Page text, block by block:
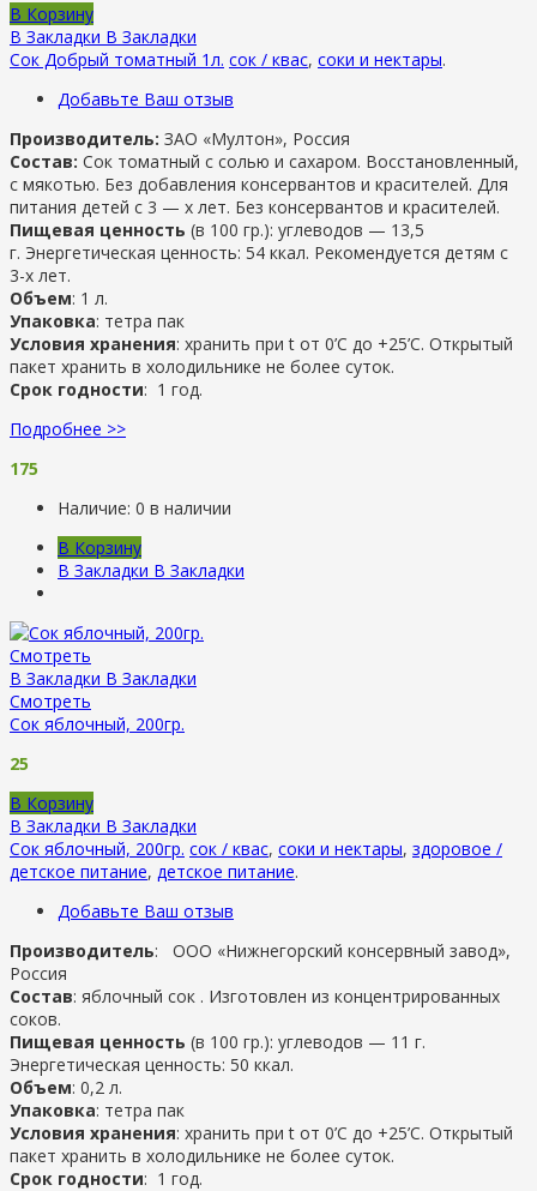
В Корзину
В Закладки В Закладки
Сок Добрый томатный 1л. сок / квас, соки и нектары.
Добавьте Ваш отзыв
Производитель: ЗАО «Мултон», Россия
Состав: Сок томатный с солью и сахаром. Восстановленный,
с мякотью. Без добавления консервантов и красителей. Для
питания детей с 3 — х лет. Без консервантов и красителей.
Пищевая ценность (в 100 гр.): углеводов — 13,5
г. Энергетическая ценность: 54 ккал. Рекомендуется детям с
3-х лет.
Объем: 1 л.
Упаковка: тетра пак
Условия хранения: хранить при t от 0’C до +25’C. Открытый
пакет хранить в холодильнике не более суток.
Срок годности: 1 год.
Подробнее >>
175
Наличие: 0 в наличии
В Корзину
В Закладки В Закладки
Смотреть
В Закладки В Закладки
Смотреть
Сок яблочный, 200гр.
25
В Корзину
В Закладки В Закладки
Сок яблочный, 200гр. сок / квас, соки и нектары, здоровое /
детское питание, детское питание.
Добавьте Ваш отзыв
Производитель: ООО «Нижнегорский консервный завод»,
Россия
Состав: яблочный сок . Изготовлен из концентрированных
соков.
Пищевая ценность (в 100 гр.): углеводов — 11 г.
Энергетическая ценность: 50 ккал.
Объем: 0,2 л.
Упаковка: тетра пак
Условия хранения: хранить при t от 0’C до +25’C. Открытый
пакет хранить в холодильнике не более суток.
Срок годности: 1 год.